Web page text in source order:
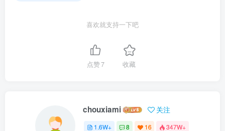
喜欢就支持一下吧
点赞7 收藏
chouxiami 关注
1.6W+ 8 16 347W+